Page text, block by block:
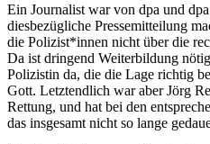
Ein Journalist war von dpa und
diesbezügliche Pressemitteilung
die Polizist*innen nicht über die
Da ist dringend Weiterbildung
Polizistin da, die die Lage richtig
Gott. Letztendlich war aber Jörg
Rettung, und hat bei den
das insgesamt nicht so lange